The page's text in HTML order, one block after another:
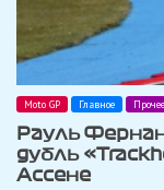
Moto GP Главное Прочее
Рауль
дубль
Ассене